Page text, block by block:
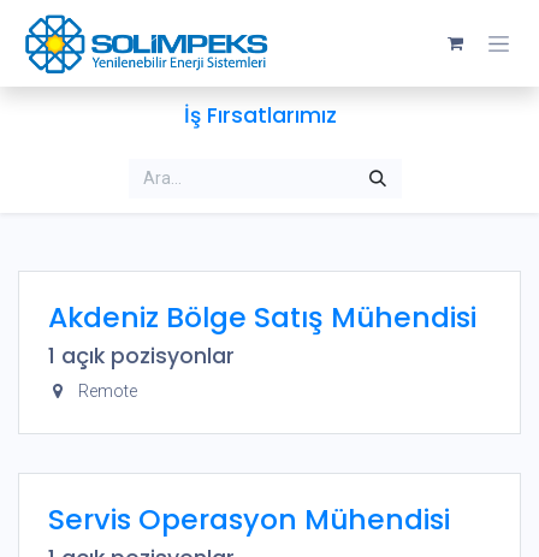
Skip to Content
İş Fırsatlarımız
Akdeniz Bölge Satış Mühendisi
1 açık pozisyonlar
Remote
Servis Operasyon Mühendisi